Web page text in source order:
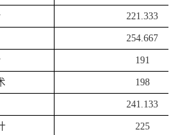
221.333
254.667
191
198
241.133
225